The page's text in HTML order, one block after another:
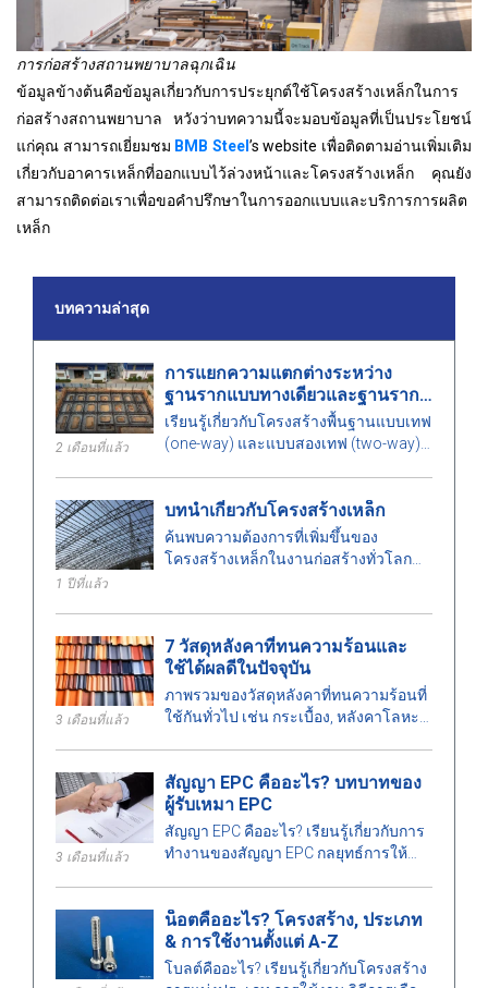
การก่อสร้างสถานพยาบาลฉุกเฉิน
ข้อมูลข้างต้นคือข้อมูลเกี่ยวกับการประยุกต์ใช้โครงสร้างเหล็กในการ
ก่อสร้างสถานพยาบาล หวังว่าบทความนี้จะมอบข้อมูลที่เป็นประโยชน์
แก่คุณ สามารถเยี่ยมชม BMB Steel ’s website เพื่อติดตามอ่านเพิ่มเติม
เกี่ยวกับอาคารเหล็กที่ออกแบบไว้ล่วงหน้าและโครงสร้างเหล็ก คุณยัง
สามารถติดต่อเราเพื่อขอคำปรึกษาในการออกแบบและบริการการผลิต
เหล็ก
บทความล่าสุด
2 เดือนที่แล้ว
การแยกความแตกต่างระหว่าง
ฐานรากแบบทางเดียวและฐานราก
แบบสองทาง
เรียนรู้เกี่ยวกับโครงสร้างพื้นฐานแบบเทฟ
(one-way) และแบบสองเทฟ (two-way)
ที่เหมาะสมสำหรับโครงการของคุณ.
1 ปีที่แล้ว
บทนำเกี่ยวกับโครงสร้างเหล็ก
ค้นพบความต้องการที่เพิ่มขึ้นของ
โครงสร้างเหล็กในงานก่อสร้างทั่วโลก
3 เดือนที่แล้ว
7 วัสดุหลังคาที่ทนความร้อนและ
ใช้ได้ผลดีในปัจจุบัน
ภาพรวมของวัสดุหลังคาที่ทนความร้อนที่
ใช้กันทั่วไป เช่น กระเบื้อง, หลังคาโลหะ
3 เดือนที่แล้ว
สัญญา EPC คืออะไร? บทบาทของ
ผู้รับเหมา EPC
สัญญา EPC คืออะไร? เรียนรู้เกี่ยวกับการ
ทำงานของสัญญา EPC กลยุทธ์การให้
EPCM.
น็อตคืออะไร? โครงสร้าง, ประเภท
& การใช้งานตั้งแต่ A-Z
โบลต์คืออะไร? เรียนรู้เกี่ยวกับโครงสร้าง